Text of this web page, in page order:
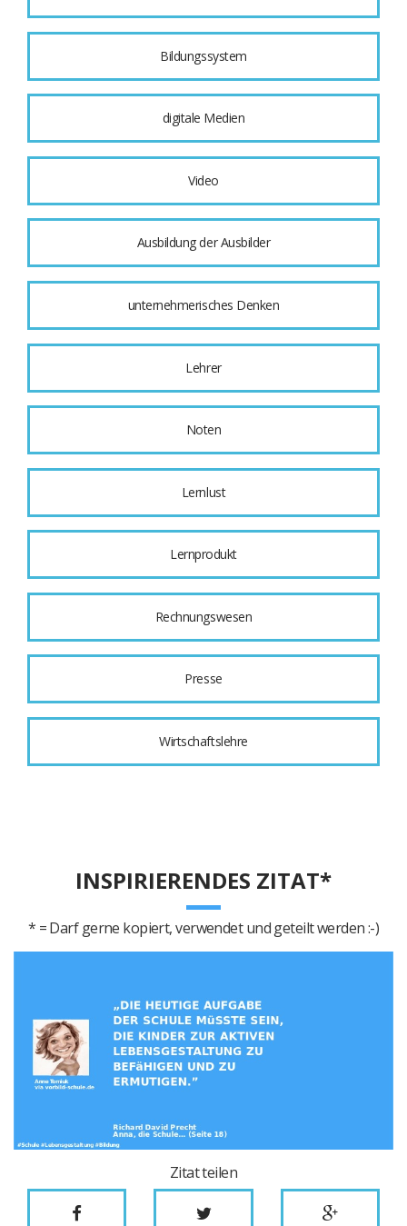
Bildungssystem
digitale Medien
Video
Ausbildung der Ausbilder
unternehmerisches Denken
Lehrer
Noten
Lernlust
Lernprodukt
Rechnungswesen
Presse
Wirtschaftslehre
INSPIRIERENDES ZITAT*
* = Darf gerne kopiert, verwendet und geteilt werden :-)
Zitat teilen